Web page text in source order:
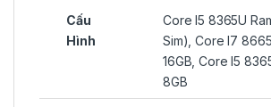
Cấu
Hình
Core I5 8365U
Sim), Core I7
16GB, Core I5
8GB